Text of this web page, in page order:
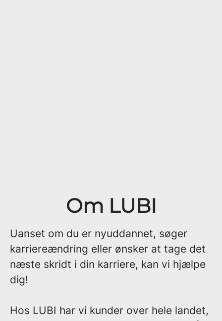
Om LUBI
Uanset om du er nyuddannet, søger
karriereændring eller ønsker at tage det
næste skridt i din karriere, kan vi hjælpe
dig!
Hos LUBI har vi kunder over hele landet,